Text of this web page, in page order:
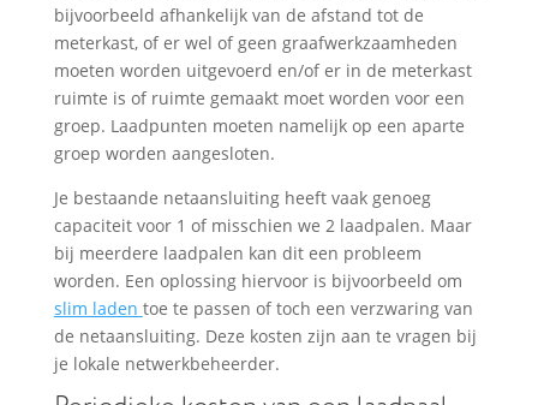
bijvoorbeeld afhankelijk van de afstand tot de
meterkast, of er wel of geen graafwerkzaamheden
moeten worden uitgevoerd en/of er in de meterkast
ruimte is of ruimte gemaakt moet worden voor een
groep. Laadpunten moeten namelijk op een aparte
groep worden aangesloten.
Je bestaande netaansluiting heeft vaak genoeg
capaciteit voor 1 of misschien we 2 laadpalen. Maar
bij meerdere laadpalen kan dit een probleem
worden. Een oplossing hiervoor is bijvoorbeeld om
slim laden toe te passen of toch een verzwaring van
de netaansluiting. Deze kosten zijn aan te vragen bij
je lokale netwerkbeheerder.